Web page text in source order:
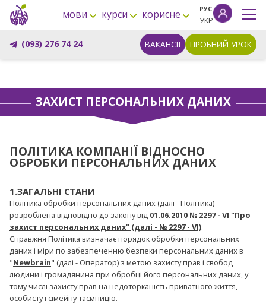
мови курси корисне РУС
УКР
(093) 276 74 24 ВАКАНСІЇ ПРОБНИЙ УРОК
ЗАХИСТ ПЕРСОНАЛЬНИХ ДАНИХ
ПОЛІТИКА КОМПАНІЇ ВІДНОСНО
ОБРОБКИ ПЕРСОНАЛЬНИХ ДАНИХ
1.ЗАГАЛЬНІ СТАНИ
Політика обробки персональних даних (далі - Політика)
розроблена відповідно до закону від 01.06.2010 № 2297 - VI "Про
захист персональних даних" (далі - № 2297 - VI).
Справжня Політика визначає порядок обробки персональних
даних і міри по забезпеченню безпеки персональних даних в
"Newbrain" (далі - Оператор) з метою захисту прав і свобод
людини і громадянина при обробці його персональних даних, у
тому числі захисту прав на недоторканість приватного життя,
особисту і сімейну таємницю.